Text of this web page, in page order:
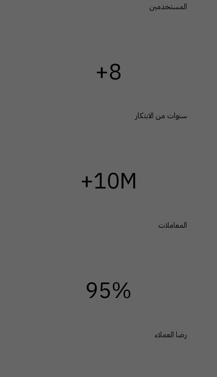
المستخدمين
+8
سنوات من الابتكار
+10M
المعاملات
95%
رضا العملاء